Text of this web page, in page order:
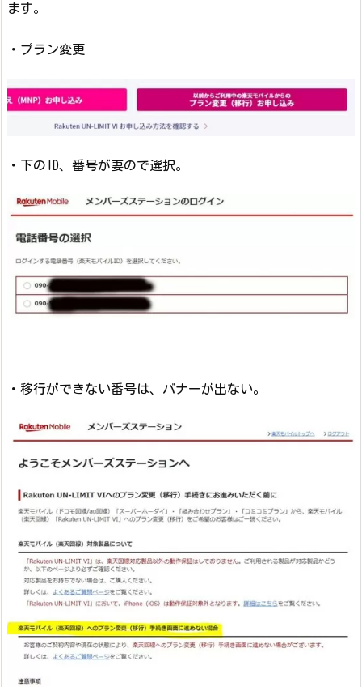
ます。
・プラン変更
・下のID、番号が妻ので選択。
・移行ができない番号は、バナーが出ない。